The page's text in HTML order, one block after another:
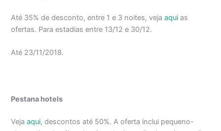
Até 35% de desconto, entre 1 e 3 noites, vejaaqui as
ofertas. Para estadias entre 13/12 e 30/12.
Até 23/11/2018.
Pestana hotels
Vejaaqui, descontos até 50%. A oferta inclui pequeno-